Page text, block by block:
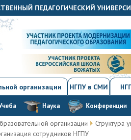
ПЕДАГОГИЧЕСКИЙ
организации НГПУ в СМИ
Наука Конференции
организации
Структура
сотрудников НГПУ